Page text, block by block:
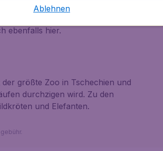
der Renaissance, aus dem
tolles Fotomotiv ab. Das
ebenfalls hier.
größte Zoo in Tschechien und
durchzigen wird. Zu den
und Elefanten.
Ablehnen